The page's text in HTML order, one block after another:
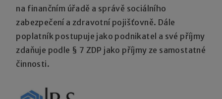
na finančním úřadě a správě sociálního
zabezpečení a zdravotní pojišťovně. Dále
poplatník postupuje jako podnikatel a své příjmy
zdaňuje podle § 7 ZDP jako příjmy ze samostatné
činnosti.